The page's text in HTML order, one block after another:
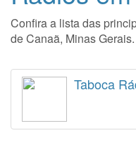
Confira a lista das
de Canaã, Minas
Taboca